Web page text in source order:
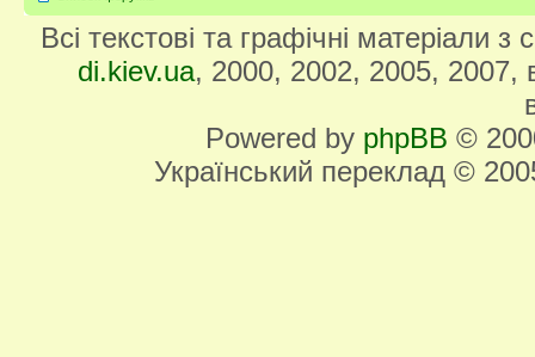
Всі текстові та графічні матеріали
di.kiev.ua, 2000, 2002, 2005, 2007,
Powered by phpBB ©
Український переклад ©